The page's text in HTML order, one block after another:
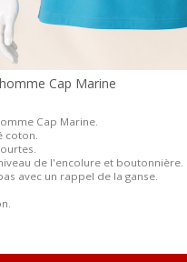
Cap Marine
Cap Marine.
coton.
de l'encolure et boutonnière.
avec un rappel de la ganse.